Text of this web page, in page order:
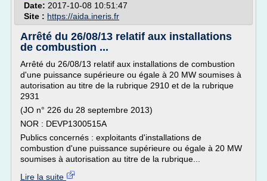
Date: 2017-10-08 10:51:47
Site : https://aida.ineris.fr
Arrêté du 26/08/13 relatif aux installations
de combustion ...
Arrêté du 26/08/13 relatif aux installations de combustion
d'une puissance supérieure ou égale à 20 MW soumises à
autorisation au titre de la rubrique 2910 et de la rubrique
2931
(JO n° 226 du 28 septembre 2013)
NOR : DEVP1300515A
Publics concernés : exploitants d'installations de
combustion d'une puissance supérieure ou égale à 20 MW
soumises à autorisation au titre de la rubrique...
Lire la suite